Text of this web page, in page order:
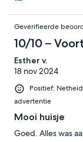
Geverifieerde
10/10 –
Esther v.
18 nov 2024
Positief:
advertentie
Mooi huisje
Goed. Alles was